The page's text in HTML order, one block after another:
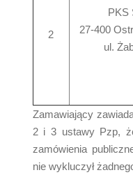
2
PKS
27-400
ul.
Zamawiający
2 i 3 ustawy Pzp,
zamówienia
nie wykluczył